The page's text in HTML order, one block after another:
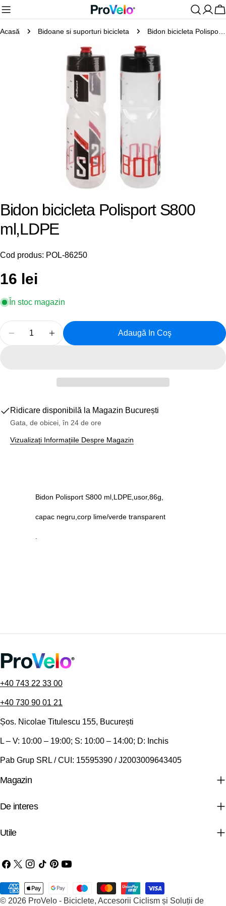
Sari
la
conținut
Acasă Bidoane si suporturi bicicleta
media 0 în mod modal
Bidon bicicleta Polisport S800
ml,LDPE
Cod produs: POL-86250
Preț
obișnuit
16 lei
În stoc magazin
Reduceți Cantitatea Pentru Bidon Bicicleta Polisport
Creșteți Cantitatea Pentru Bidon Bicicleta
Adaugă In Coş
Ridicare disponibilă la Magazin București
Gata, de obicei, în 24 de ore
Vizualizați Informațiile Despre Magazin
Bidon Polisport S800 ml,LDPE,usor,86g,
capac negru,corp lime/verde transparent
+40 743 22 33 00
+40 730 90 01 21
Șos. Nicolae Titulescu 155, București
L – V: 10:00 – 19:00; S: 10:00 – 14:00; D: Inchis
Pab Grup SRL / CUI: 15595390 / J2003009643405
Magazin
De interes
Utile
Facebook
X
Instagram
TIC-Pinterest
YouTube
© 2026 ProVelo - Biciclete, Accesorii Ciclism și Soluții de
Metode
de